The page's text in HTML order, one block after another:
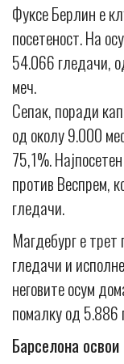
Фуксе Берлин е
посетеност. На
54.066 гледачи,
меч.
Сепак, поради
од околу 9.000
75,1%.
против Веспрем,
гледачи.
Магдебург е трет
гледачи и
неговите осум
помалку од 5.886
Барселона